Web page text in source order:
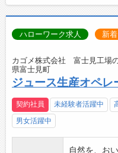
ハローワーク求人 新着
カゴメ株式会社 富士見工場
県富士見町
ジュース生産オペレ
契約社員 未経験者活躍中
男女活躍中
自然を、お